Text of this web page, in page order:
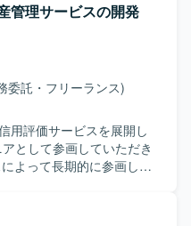
管理サービスの開発
委託・フリーランス)
用評価サービスを展開し
として参画していただき
よって長期的に参画して